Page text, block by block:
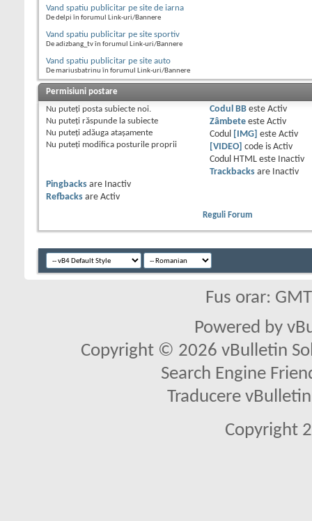
Vand spatiu publicitar pe site de iarna
De delpi în forumul Link-uri/Bannere
Vand spatiu publicitar pe site sportiv
De adizbang_tv în forumul Link-uri/Bannere
Vand spatiu publicitar pe site auto
De mariusbatrinu în forumul Link-uri/Bannere
Permisiuni postare
Nu puteţi posta subiecte noi.
Nu puteţi răspunde la subiecte
Nu puteţi adăuga ataşamente
Nu puteţi modifica posturile proprii
Codul BBeste Activ
Zâmbeteeste Activ
Codul
[IMG] este Activ
[VIDEO]
code is Activ
Codul HTML este
Inactiv
Trackbacksare
Inactiv
Pingbacks are
Inactiv
Refbacks are Activ
Reguli Forum
Fus orar:
Powered by
Copyright © 2026 vBulletin
Search Engine
Traducere
Copyright